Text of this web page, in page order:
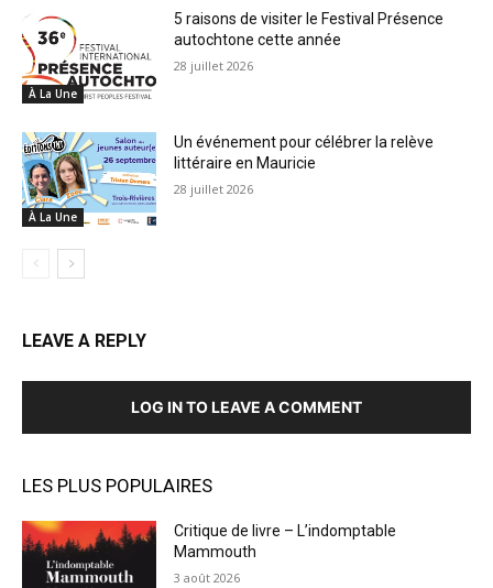
À La Une
5 raisons de visiter le Festival Présence
autochtone cette année
28 juillet 2026
À La Une
Un événement pour célébrer la relève
littéraire en Mauricie
28 juillet 2026
LEAVE A REPLY
LOG IN TO LEAVE A COMMENT
LES PLUS POPULAIRES
Critique de livre – L’indomptable
Mammouth
3 août 2026